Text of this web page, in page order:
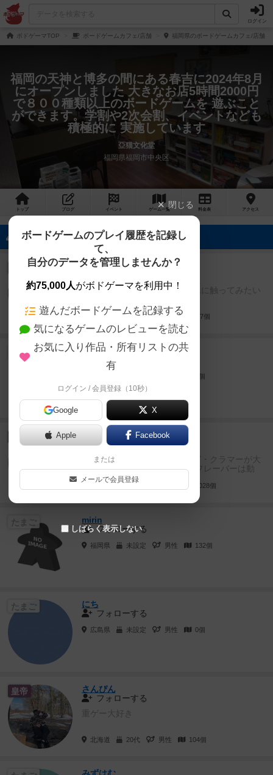
ログイン
ボドゲーマTOP ボードゲームカフェ/店舗 福岡県のボードゲームカフェ/店舗
福岡の天神と博多の間にある春吉に2024年8月
にオープンしました 大きなお店5時間2000円
で８００種類以上のボードゲームを 遊ぶこと
ができます。学割や2次会割、イベントなども
積極的に 実施しています
亞猫文化堂
福岡県福岡市中央区
トップ ブログ イベント ゲーム一覧 料金 表 アクセス
10名のフォロワー
大賢者
天叢雲剣
初心者ですがいろいろとゲームに触ってみたい
栃木県 40代 男性 1647個
たまご
しちみや
フォローする
4個
フォローする
デザイナーは、ヴォルフガング・クラマーが大
好きで少しずつ集めています フレーバーは動
物、ヨーロッパ、世界史等...
福岡県 非表示 2028個
mirin
フォローする
福岡県 未設定 男性 132個
たまご
にち
フォローする
広島県 未設定 男性 0個
皇帝
さんぴん
フォローする
重ゲー大好き
北海道 20代 男性 104個
閉じる
ボードゲームのプレイ履歴を記録し
て、
自分のデータを管理しませんか？
約75,000人がボドゲーマを利用中！
遊んだボードゲームを記録する
気になるゲームのレビューを読む
お気に入り作品・所有リストの共
有
ログイン / 会員登録（10秒）
Google X
Apple Facebook
または
メールで会員登録
しばらく表示しない